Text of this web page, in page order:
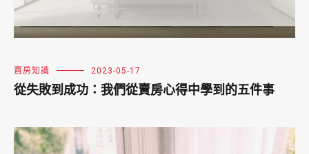
賣房知識 2023-05-17
從失敗到成功：我們從賣房心得中學到的五件事